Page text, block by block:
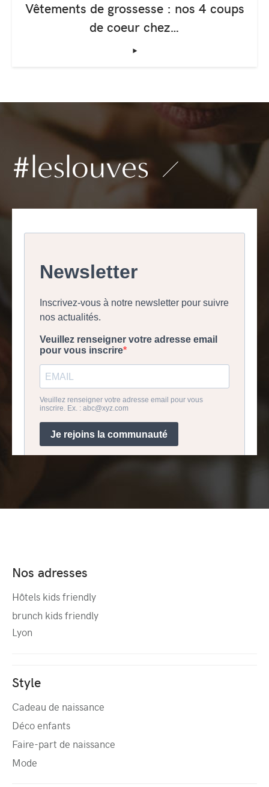
Vêtements de grossesse : nos 4 coups
de coeur chez…
‣
#leslouves
Nos adresses
Hôtels kids friendly
brunch kids friendly
Lyon
Style
Cadeau de naissance
Déco enfants
Faire-part de naissance
Mode